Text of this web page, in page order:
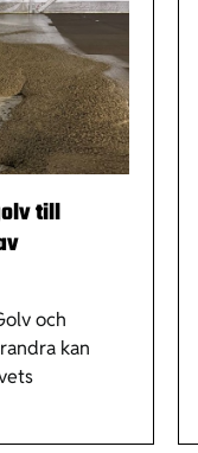
till
och
kan